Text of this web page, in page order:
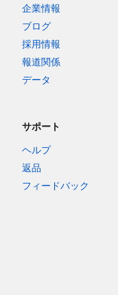
企業情報
ブログ
採用情報
報道関係
データ
サポート
ヘルプ
返品
フィードバック